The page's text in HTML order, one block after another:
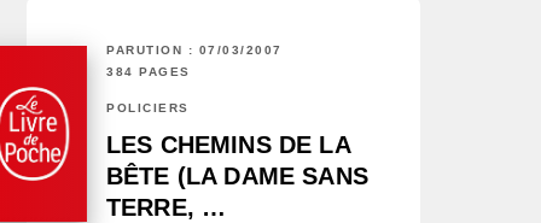
PARUTION : 07/03/2007
384 PAGES
POLICIERS
LES CHEMINS DE LA
BÊTE (LA DAME SANS
TERRE, …